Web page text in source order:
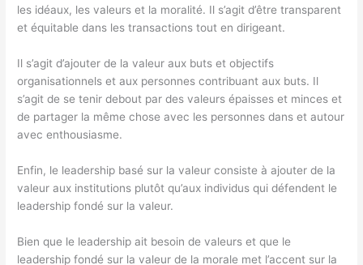
les idéaux, les valeurs et la moralité. Il s’agit d’être transparent
et équitable dans les transactions tout en dirigeant.
Il s’agit d’ajouter de la valeur aux buts et objectifs
organisationnels et aux personnes contribuant aux buts. Il
s’agit de se tenir debout par des valeurs épaisses et minces et
de partager la même chose avec les personnes dans et autour
avec enthousiasme.
Enfin, le leadership basé sur la valeur consiste à ajouter de la
valeur aux institutions plutôt qu’aux individus qui défendent le
leadership fondé sur la valeur.
Bien que le leadership ait besoin de valeurs et que le
leadership fondé sur la valeur de la morale met l’accent sur la